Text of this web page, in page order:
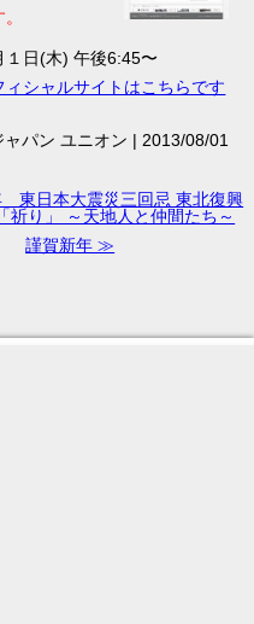
１日(木) 午後6:45〜
ィシャルサイトはこちらです
ャパン ユニオン | 2013/08/01
東日本大震災三回忌 東北復興
祈り」 ～天地人と仲間たち～
謹賀新年 ≫